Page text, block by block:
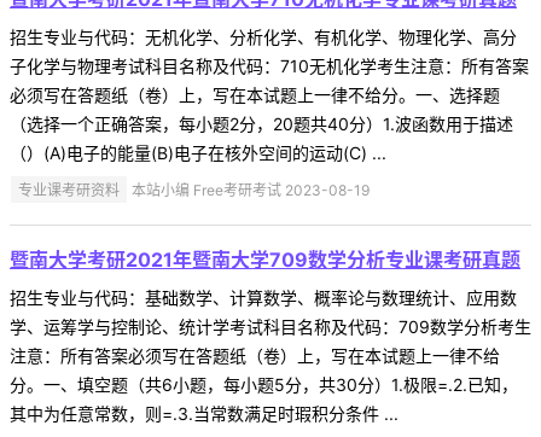
招生专业与代码：无机化学、分析化学、有机化学、物理化学、高分
子化学与物理考试科目名称及代码：710无机化学考生注意：所有答案
必须写在答题纸（卷）上，写在本试题上一律不给分。一、选择题
（选择一个正确答案，每小题2分，20题共40分）1.波函数用于描述
（）(A)电子的能量(B)电子在核外空间的运动(C) ...
专业课考研资料 本站小编 Free考研考试 2023-08-19
暨南大学考研2021年暨南大学709数学分析专业课考研真题
招生专业与代码：基础数学、计算数学、概率论与数理统计、应用数
学、运筹学与控制论、统计学考试科目名称及代码：709数学分析考生
注意：所有答案必须写在答题纸（卷）上，写在本试题上一律不给
分。一、填空题（共6小题，每小题5分，共30分）1.极限=.2.已知，
其中为任意常数，则=.3.当常数满足时瑕积分条件 ...